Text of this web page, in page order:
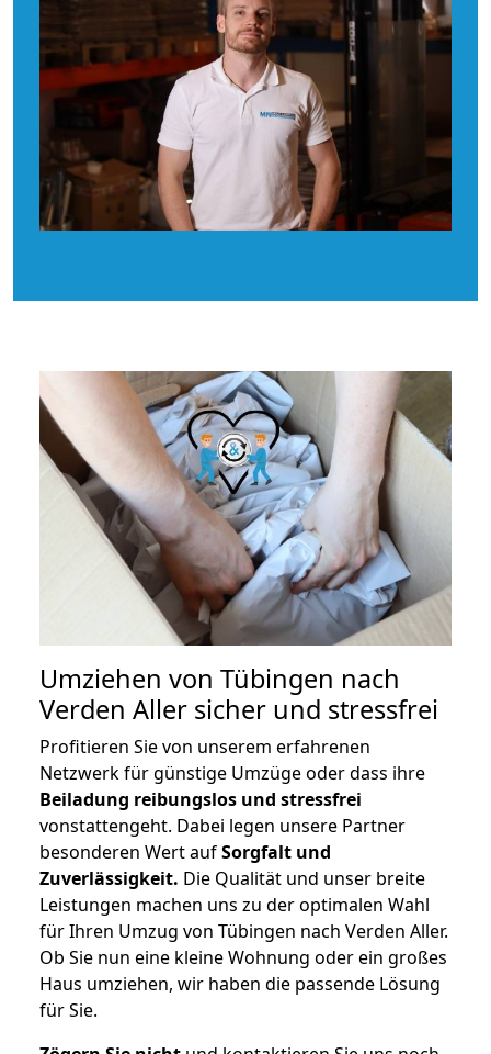
Umziehen von Tübingen nach
Verden Aller sicher und stressfrei
Profitieren Sie von unserem erfahrenen
Netzwerk für günstige Umzüge oder dass ihre
Beiladung reibungslos und stressfrei
vonstattengeht. Dabei legen unsere Partner
besonderen Wert aufSorgfalt und
Zuverlässigkeit. Die Qualität und unser breite
Leistungen machen uns zu der optimalen Wahl
für Ihren Umzug von Tübingen nach Verden Aller.
Ob Sie nun eine kleine Wohnung oder ein großes
Haus umziehen, wir haben die passende Lösung
für Sie.